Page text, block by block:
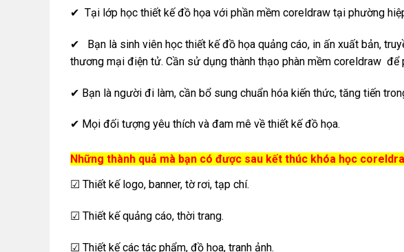
✔ Tại lớp học thiết kế đồ họa với phần mềm coreldraw tại phường
✔ Bạn là sinh viên học thiết kế đồ họa quảng cáo, in ấn xuất bản,
thương mại điện tử. Cần sử dụng thành thạo phàn mềm coreldraw để
✔ Bạn là người đi làm, cần bổ sung chuẩn hóa kiến thức, tăng tiến
✔ Mọi đối tượng yêu thích và đam mê về thiết kế đồ họa.
Những thành quả mà bạn có được sau kết thúc khóa học
☑ Thiết kế logo, banner, tờ rơi, tạp chí.
☑ Thiết kế quảng cáo, thời trang.
☑ Thiết kế các tác phẩm, đồ họa, tranh ảnh.